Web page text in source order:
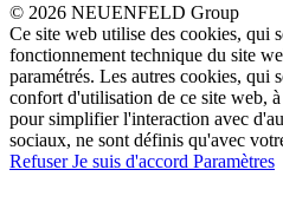
© 2026 NEUENFELD Group
Ce site web utilise des cookies, qui
fonctionnement technique du site
paramétrés. Les autres cookies, qui
confort d'utilisation de ce site web,
pour simplifier l'interaction avec
sociaux, ne sont définis qu'avec
RefuserJe suis d'accord Paramètres